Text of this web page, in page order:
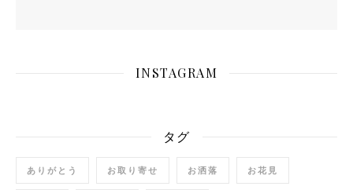
INSTAGRAM
タグ
ありがとう お取り寄せ お洒落 お花見